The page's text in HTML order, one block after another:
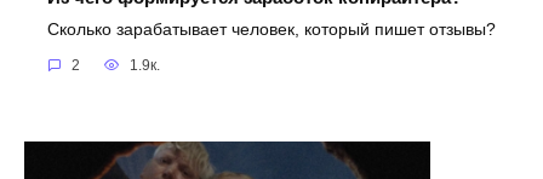
Сколько зарабатывает человек, который пишет отзывы?
2 1.9к.